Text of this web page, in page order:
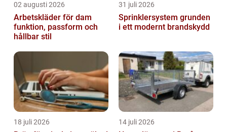
02 augusti 2026
Arbetskläder för dam
funktion, passform och
hållbar stil
31 juli 2026
Sprinklersystem grunden
i ett modernt brandskydd
18 juli 2026 14 juli 2026